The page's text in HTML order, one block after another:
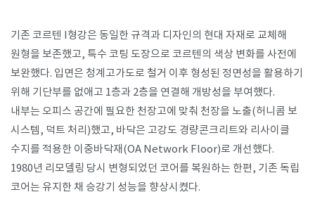
기존 코르텐 I형강은 동일한 규격과 디자인의 현대 자재로 교체해
원형을 보존했고, 특수 코팅 도장으로 코르텐의 색상 변화를 사전에
보완했다. 입면은 청계고가도로 철거 이후 형성된 정면성을 활용하기
위해 기단부를 없애고 1층과 2층을 연결해 개방성을 부여했다.
내부는 오피스 공간에 필요한 천장고에 맞춰 천장을 노출(허니콤 보
시스템, 덕트 처리)했고, 바닥은 고강도 경량콘크리트와 리사이클
수지를 적용한 이중바닥재(OA Network Floor)로 개선했다.
1980년 리모델링 당시 변형되었던 코어를 복원하는 한편, 기존 독립
코어는 유지한 채 승강기 성능을 향상시켰다.